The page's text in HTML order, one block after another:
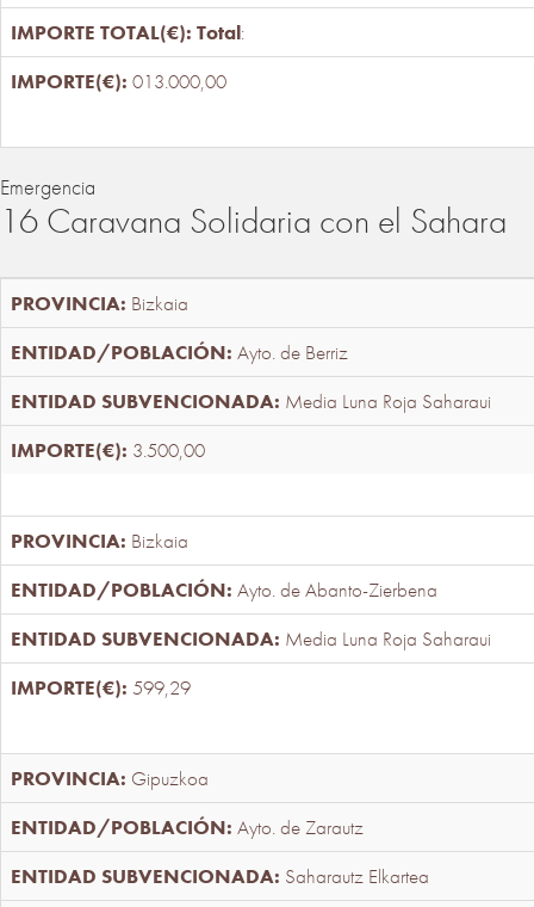
Total:
013.000,00
Emergencia
16 Caravana Solidaria con el Sahara
Bizkaia
Ayto. de Berriz
Media Luna Roja Saharaui
3.500,00
Bizkaia
Ayto. de Abanto-Zierbena
Media Luna Roja Saharaui
599,29
Gipuzkoa
Ayto. de Zarautz
Saharautz Elkartea